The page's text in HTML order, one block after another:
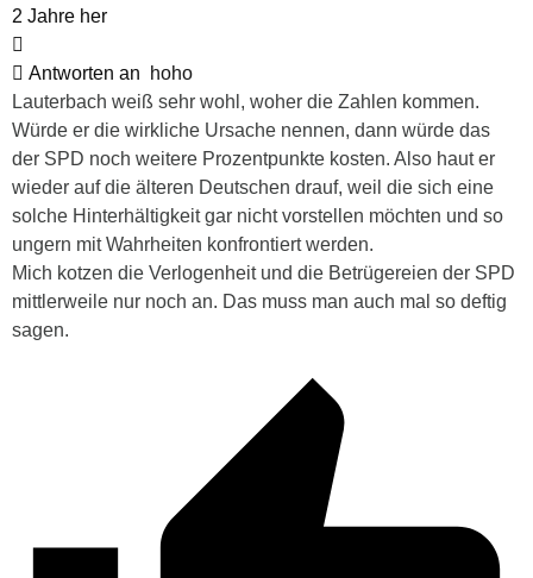
2 Jahre her
Antworten an
hoho
Lauterbach weiß sehr wohl, woher die Zahlen kommen.
Würde er die wirkliche Ursache nennen, dann würde das
der SPD noch weitere Prozentpunkte kosten. Also haut er
wieder auf die älteren Deutschen drauf, weil die sich eine
solche Hinterhältigkeit gar nicht vorstellen möchten und so
ungern mit Wahrheiten konfrontiert werden.
Mich kotzen die Verlogenheit und die Betrügereien der SPD
mittlerweile nur noch an. Das muss man auch mal so deftig
sagen.